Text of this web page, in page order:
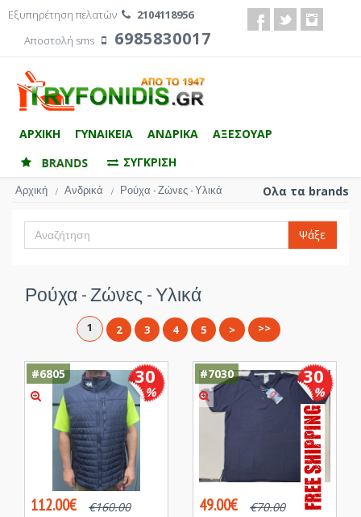
Εξυπηρέτηση πελατών
2104118956
Αποστολή sms
6985830017
ΑΡΧΙΚΗ ΓΥΝΑΙΚΕΙΑ ΑΝΔΡΙΚΑ
ΑΞΕΣΟΥΑΡ
ΣΥΓΚΡΙΣΗ
Αρχική / Ανδρικά / Ρούχα - Ζώνες - Υλικά
Ψάξε
Ολα τα brands
Ρούχα - Ζώνες - Υλικά
1 2 3 4 5 > >>
112.00€ €160.00
#6805 30
%
49.00€ €70.00
#7030 30
%